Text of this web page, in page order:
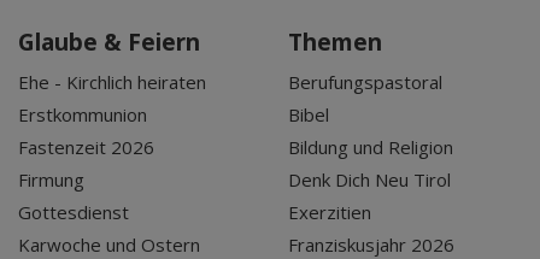
Glaube & Feiern
Ehe - Kirchlich heiraten
Erstkommunion
Fastenzeit 2026
Firmung
Gottesdienst
Karwoche und Ostern
Themen
Berufungspastoral
Bibel
Bildung und Religion
Denk Dich Neu Tirol
Exerzitien
Franziskusjahr 2026